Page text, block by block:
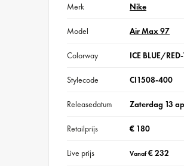
Merk Nike
Model Air Max 97
Colorway ICE BLUE/
Stylecode CI1508-400
Releasedatum Zaterdag 13
Retailprijs € 180
Live prijs Vanaf€ 232